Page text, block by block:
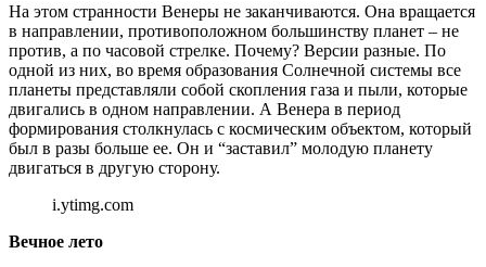
На этом странности Венеры не заканчиваются. Она вращается
в направлении, противоположном большинству планет – не
против, а по часовой стрелке. Почему? Версии разные. По
одной из них, во время образования Солнечной системы все
планеты представляли собой скопления газа и пыли, которые
двигались в одном направлении. А Венера в период
формирования столкнулась с космическим объектом, который
был в разы больше ее. Он и “заставил” молодую планету
двигаться в другую сторону.
i.ytimg.com
Вечное лето